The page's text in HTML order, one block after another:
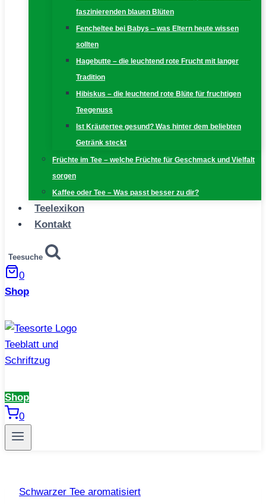
faszinierenden blauen Blüten
Fencheltee bei Babys – was Eltern heute wissen
sollten
Hagebutte – die leuchtend rote Frucht mit langer
Tradition
Hibiskus – die leuchtend rote Blüte für fruchtigen
Teegenuss
Ist Kräutertee gesund? Was hinter dem beliebten
Getränk steckt
Früchte im Tee – welche Früchte für Geschmack und Vielfalt
sorgen
Kaffee oder Tee – Was passt besser zu dir?
Teelexikon
Kontakt
Teesuche
0
Shop
Shop
0
Schwarzer Tee aromatisiert